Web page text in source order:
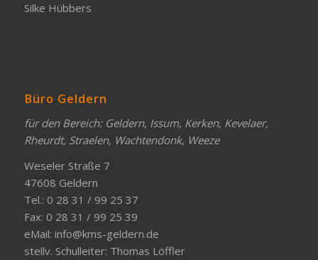
Silke Hübbers
Büro Geldern
für den Bereich: Geldern, Issum, Kerken, Kevelaer,
Rheurdt, Straelen, Wachtendonk, Weeze
Weseler Straße 7
47608 Geldern
Tel.: 0 28 31 / 99 25 37
Fax: 0 28 31 / 99 25 39
eMail: info@kms-geldern.de
stellv. Schulleiter: Thomas Löffler